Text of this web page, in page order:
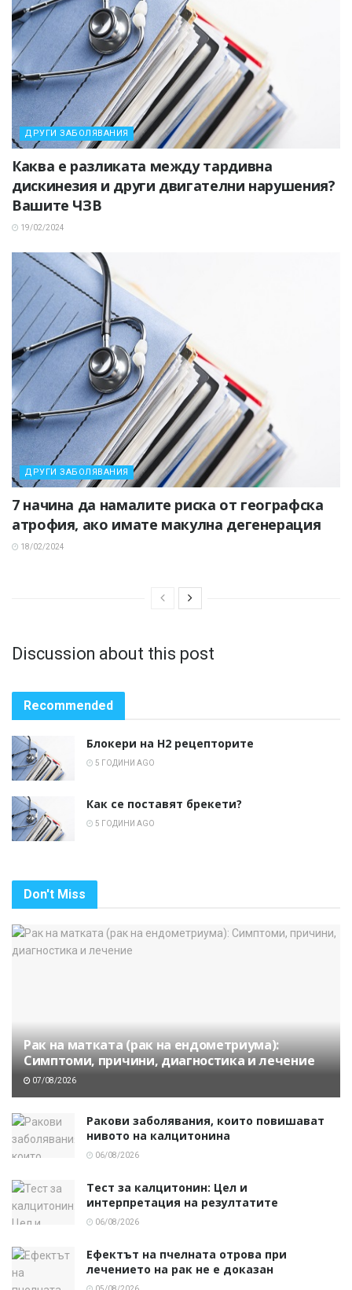
ДРУГИ ЗАБОЛЯВАНИЯ
Каква е разликата между тардивна
дискинезия и други двигателни нарушения?
Вашите ЧЗВ
19/02/2024
ДРУГИ ЗАБОЛЯВАНИЯ
7 начина да намалите риска от географска
атрофия, ако имате макулна дегенерация
18/02/2024
Discussion about this post
Recommended
Блокери на H2 рецепторите
5 ГОДИНИ AGO
Как се поставят брекети?
5 ГОДИНИ AGO
Don't Miss
Рак на матката (рак на ендометриума):
Симптоми, причини, диагностика и лечение
07/08/2026
Ракови заболявания, които повишават
нивото на калцитонина
06/08/2026
Тест за калцитонин: Цел и
интерпретация на резултатите
06/08/2026
Ефектът на пчелната отрова при
лечението на рак не е доказан